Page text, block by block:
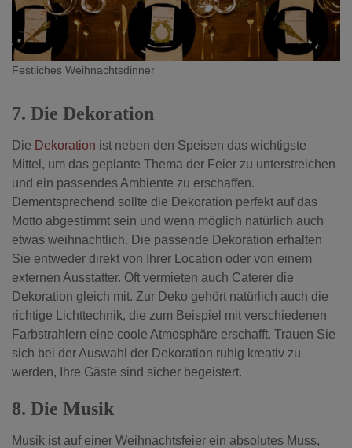
Festliches Weihnachtsdinner
7. Die Dekoration
Die Dekoration ist neben den Speisen das wichtigste
Mittel, um das geplante Thema der Feier zu unterstreichen
und ein passendes Ambiente zu erschaffen.
Dementsprechend sollte die Dekoration perfekt auf das
Motto abgestimmt sein und wenn möglich natürlich auch
etwas weihnachtlich. Die passende Dekoration erhalten
Sie entweder direkt von Ihrer Location oder von einem
externen Ausstatter. Oft vermieten auch Caterer die
Dekoration gleich mit. Zur Deko gehört natürlich auch die
richtige Lichttechnik, die zum Beispiel mit verschiedenen
Farbstrahlern eine coole Atmosphäre erschafft. Trauen Sie
sich bei der Auswahl der Dekoration ruhig kreativ zu
werden, Ihre Gäste sind sicher begeistert.
8. Die Musik
Musik ist auf einer Weihnachtsfeier ein absolutes Muss,